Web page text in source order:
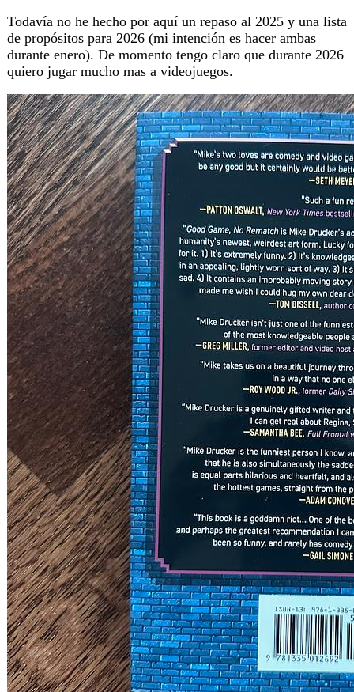
Todavía no he hecho por aquí un repaso al 2025 y una lista
de propósitos para 2026 (mi intención es hacer ambas
durante enero). De momento tengo claro que durante 2026
quiero jugar mucho mas a videojuegos.